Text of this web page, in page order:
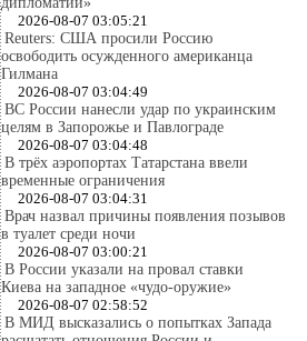
2026-08-07 03:05:21
Reuters: США просили Россию
освободить осужденного американца
Гилмана
2026-08-07 03:04:49
ВС России нанесли удар по украинским
целям в Запорожье и Павлограде
2026-08-07 03:04:48
В трёх аэропортах Татарстана ввели
временные ограничения
2026-08-07 03:04:31
Врач назвал причины появления позывов
в туалет среди ночи
2026-08-07 03:00:21
В России указали на провал ставки
Киева на западное «чудо-оружие»
2026-08-07 02:58:52
В МИД высказались о попытках Запада